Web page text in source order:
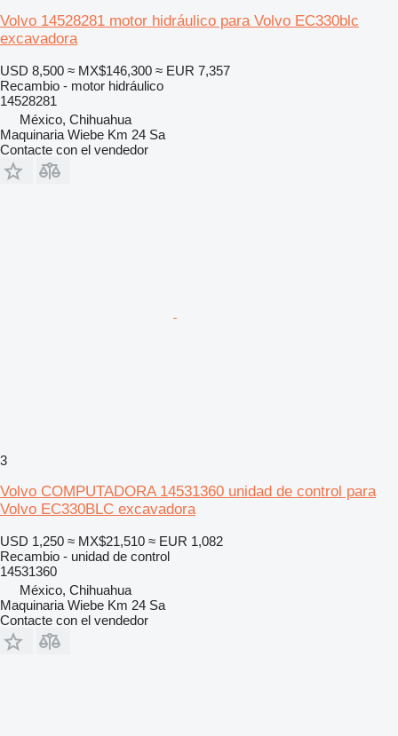
Volvo 14528281 motor hidráulico para Volvo EC330blc
excavadora
USD 8,500 ≈ MX$146,300 ≈ EUR 7,357
Recambio - motor hidráulico
14528281
México, Chihuahua
Maquinaria Wiebe Km 24 Sa
Contacte con el vendedor
3
Volvo COMPUTADORA 14531360 unidad de control para
Volvo EC330BLC excavadora
USD 1,250 ≈ MX$21,510 ≈ EUR 1,082
Recambio - unidad de control
14531360
México, Chihuahua
Maquinaria Wiebe Km 24 Sa
Contacte con el vendedor